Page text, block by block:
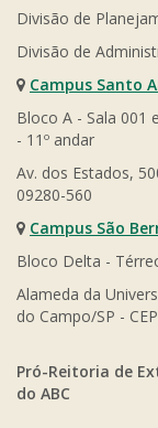
Divisão de
Divisão de
Campus Santo
Bloco A - Sala 001
- 11º andar
Av. dos Estados,
09280-560
Campus São
Bloco Delta -
Alameda da
do Campo/SP -
Pró-Reitoria de
do ABC